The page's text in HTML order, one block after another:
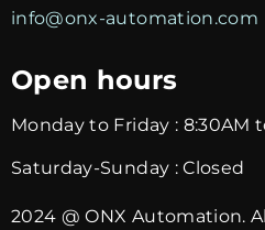
info@onx-automation.com
Open hours
Monday to Friday : 8:30AM
Saturday-Sunday : Closed
2024 @ ONX Automation.